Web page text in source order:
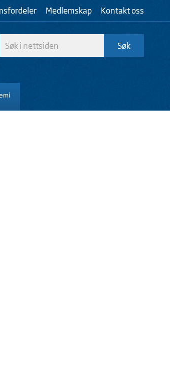
Medlemskap Kontakt oss